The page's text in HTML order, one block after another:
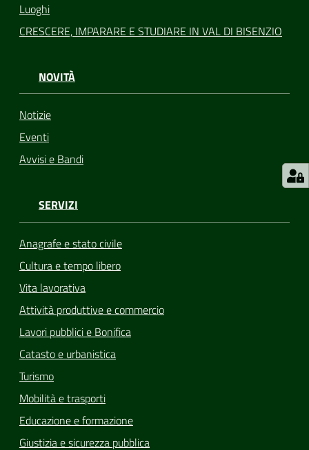
Luoghi
CRESCERE, IMPARARE E STUDIARE IN VAL DI BISENZIO
NOVITÀ
Notizie
Eventi
Avvisi e Bandi
SERVIZI
Anagrafe e stato civile
Cultura e tempo libero
Vita lavorativa
Attività produttive e commercio
Lavori pubblici e Bonifica
Catasto e urbanistica
Turismo
Mobilità e trasporti
Educazione e formazione
Giustizia e sicurezza pubblica